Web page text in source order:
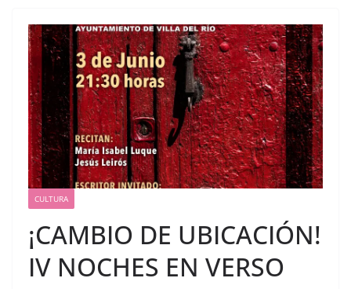
CULTURA
¡CAMBIO DE UBICACIÓN!
IV NOCHES EN VERSO